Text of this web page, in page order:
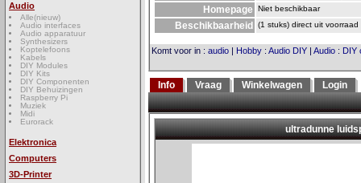
Audio
Alle(nieuw)
Audio interfaces
Audio apparatuur
Synthesizers
Koptelefoons
Kabels
DIY Modules
DIY Kits
DIY Componenten
DIY Behuizingen
Raspberry Pi
Muziek
Midi
Eurorack
Elektronica
Computers
3D-Printer
Homepage Niet beschikbaar
Beschikbaarheid (1 stuks) direct uit voorraad
Komt voor in : audio | Hobby : Audio DIY | Audio : DIY
Info Vraag Winkelwagen Login